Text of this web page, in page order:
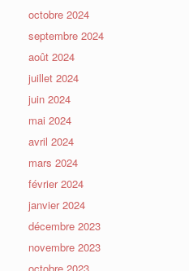
octobre 2024
septembre 2024
août 2024
juillet 2024
juin 2024
mai 2024
avril 2024
mars 2024
février 2024
janvier 2024
décembre 2023
novembre 2023